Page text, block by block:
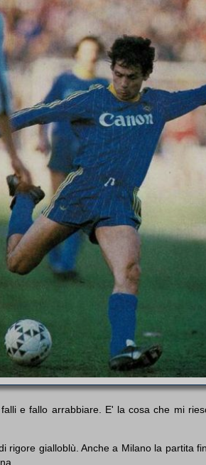
e fallo arrabbiare. E' la cosa che mi
gialloblù. Anche a Milano la partita